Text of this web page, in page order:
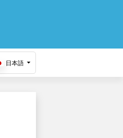
日本語